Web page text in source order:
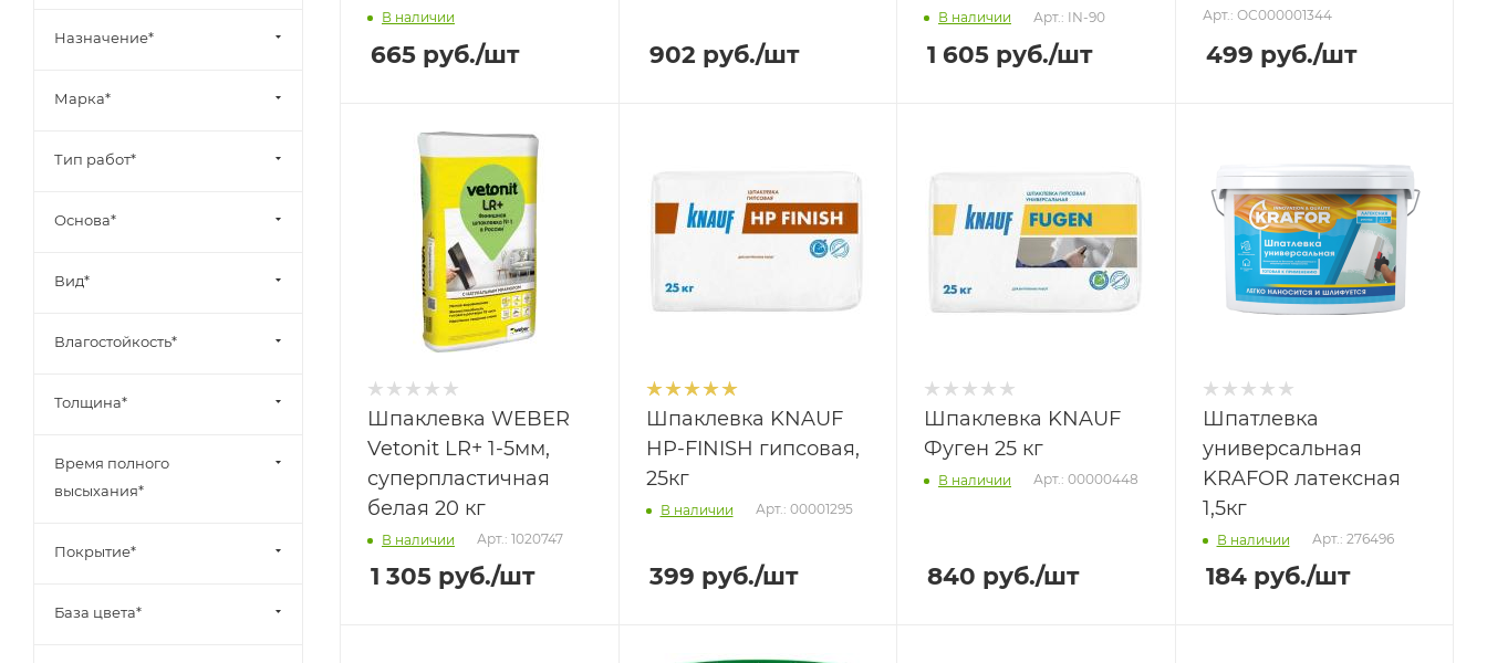
В наличии
665 руб./шт 902 руб./шт
В наличии Арт.: IN-90
1 605 руб./шт
Арт.: ОС000001344
499 руб./шт
Шпаклевка WEBER
Vetonit LR+ 1-5мм,
суперпластичная
белая 20 кг
В наличии Арт.: 1020747
1 305 руб./шт
Шпаклевка KNAUF
HP-FINISH гипсовая,
25кг
В наличии Арт.: 00001295
399 руб./шт
Шпаклевка KNAUF
Фуген 25 кг
В наличии Арт.: 00000448
840 руб./шт
Шпатлевка
универсальная
KRAFOR латексная
1,5кг
В наличии Арт.: 276496
184руб./шт
Назначение*
Марка*
Тип работ*
Основа*
Вид*
Влагостойкость*
Толщина*
Время полного
высыхания*
Покрытие*
База цвета*